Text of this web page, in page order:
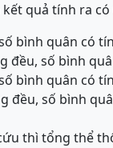
quả tính ra
bình quân có
đều, số bình
bình quân có
đều, số bình
thì tổng thể